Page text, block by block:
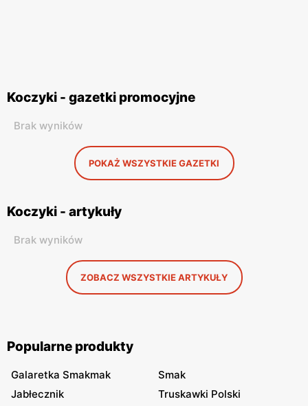
Koczyki - gazetki promocyjne
Brak wyników
POKAŻ WSZYSTKIE GAZETKI
Koczyki - artykuły
Brak wyników
ZOBACZ WSZYSTKIE ARTYKUŁY
Popularne produkty
Galaretka Smakmak
Smak
Jabłecznik
Truskawki Polski